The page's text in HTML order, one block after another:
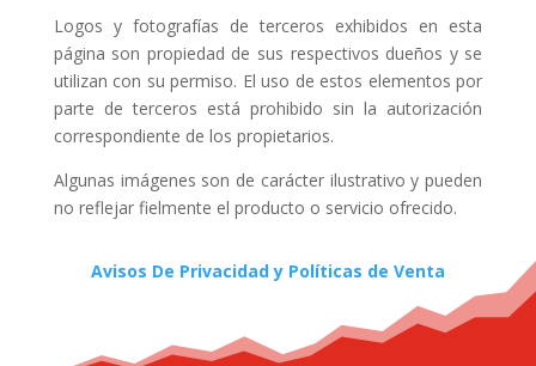
Logos y fotografías de terceros exhibidos en esta
página son propiedad de sus respectivos dueños y se
utilizan con su permiso. El uso de estos elementos por
parte de terceros está prohibido sin la autorización
correspondiente de los propietarios.
Algunas imágenes son de carácter ilustrativo y pueden
no reflejar fielmente el producto o servicio ofrecido.
Avisos De Privacidad y Políticas de Venta